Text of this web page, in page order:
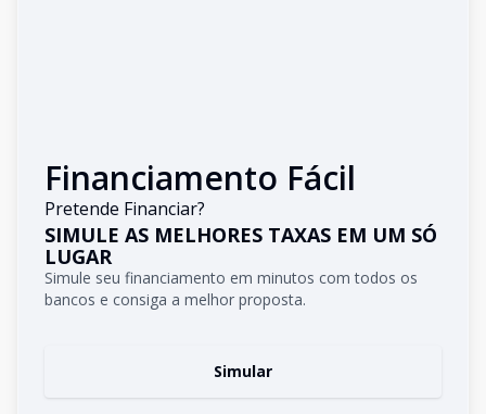
Financiamento Fácil
Pretende Financiar?
SIMULE AS MELHORES TAXAS EM UM SÓ
LUGAR
Simule seu financiamento em minutos com todos os
bancos e consiga a melhor proposta.
Simular